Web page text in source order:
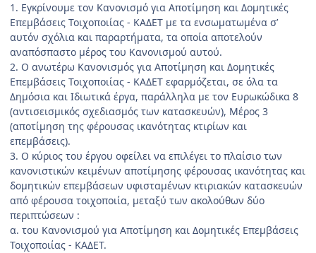
1. Εγκρίνουμε τον Κανονισμό για Αποτίμηση και Δομητικές
Επεμβάσεις Τοιχοποιίας - ΚΑΔΕΤ με τα ενσωματωμένα σ’
αυτόν σχόλια και παραρτήματα, τα οποία αποτελούν
αναπόσπαστο μέρος του Κανονισμού αυτού.
2. Ο ανωτέρω Κανονισμός για Αποτίμηση και Δομητικές
Επεμβάσεις Τοιχοποιίας - ΚΑΔΕΤ εφαρμόζεται, σε όλα τα
Δημόσια και Ιδιωτικά έργα, παράλληλα με τον Ευρωκώδικα 8
(αντισεισμικός σχεδιασμός των κατασκευών), Μέρος 3
(αποτίμηση της φέρουσας ικανότητας κτιρίων και
επεμβάσεις).
3. Ο κύριος του έργου οφείλει να επιλέγει το πλαίσιο των
κανονιστικών κειμένων αποτίμησης φέρουσας ικανότητας και
δομητικών επεμβάσεων υφισταμένων κτιριακών κατασκευών
από φέρουσα τοιχοποιία, μεταξύ των ακολούθων δύο
περιπτώσεων :
α. του Κανονισμού για Αποτίμηση και Δομητικές Επεμβάσεις
Τοιχοποιίας - ΚΑΔΕΤ.